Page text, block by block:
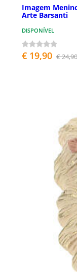
Imagem
Arte Barsanti
DISPONÍVEL
€ 19,90 € 24,90